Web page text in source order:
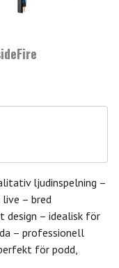
ljudinspelning –
– bred
design – idealisk för
– professionell
för podd,